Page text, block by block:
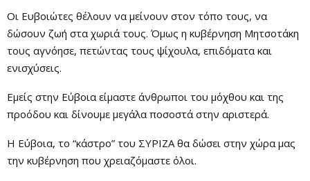
Οι Ευβοιώτες θέλουν να μείνουν στον τόπο τους, να
δώσουν ζωή στα χωριά τους. Όμως η κυβέρνηση Μητσοτάκη
τους αγνόησε, πετώντας τους ψίχουλα, επιδόματα και
ενισχύσεις.
Εμείς στην Εύβοια είμαστε άνθρωποι του μόχθου και της
προόδου και δίνουμε μεγάλα ποσοστά στην αριστερά.
Η Εύβοια, το “κάστρο” του ΣΥΡΙΖΑ θα δώσει στην χώρα μας
την κυβέρνηση που χρειαζόμαστε όλοι.